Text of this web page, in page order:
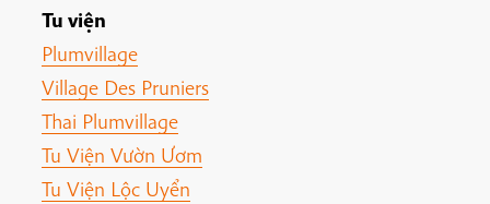
Tu viện
Plumvillage
Village Des Pruniers
Thai Plumvillage
Tu Viện Vườn Ươm
Tu Viện Lộc Uyển